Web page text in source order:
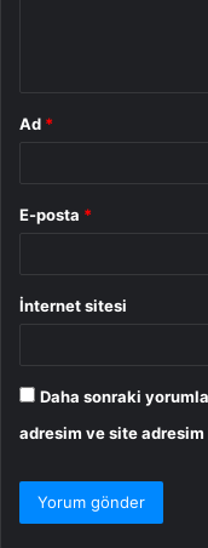
Ad *
E-posta *
İnternet sitesi
Daha sonraki
adresim ve site